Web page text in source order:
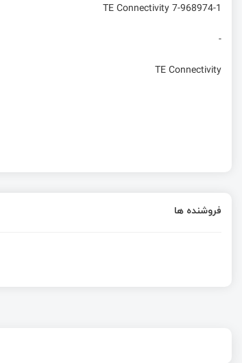
TE Connectivity 7-968974-1
-
TE Connectivity
فروشنده ها